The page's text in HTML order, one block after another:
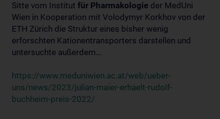
Sitte vom Institut für Pharmakologie der MedUni
Wien in Kooperation mit Volodymyr Korkhov von der
ETH Zürich die Struktur eines bisher wenig
erforschten Kationentransporters darstellen und
untersuchte außerdem...
https://www.meduniwien.ac.at/web/ueber-
uns/news/2023/julian-maier-erhaelt-rudolf-
buchheim-preis-2022/